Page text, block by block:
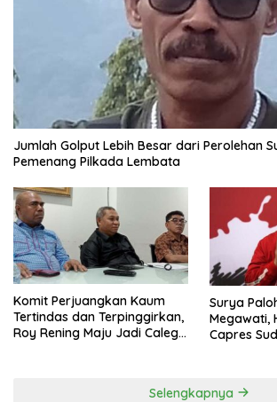
Jumlah Golput Lebih Besar dari Perolehan
Pemenang Pilkada Lembata
Komit Perjuangkan Kaum
Tertindas dan Terpinggirkan,
Roy Rening Maju Jadi Caleg
Surya
Megawati,
Capres
Selengkapnya